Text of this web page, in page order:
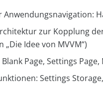
Anwendungsnavigation:
zur Kopplung
„Die Idee von MVVM“)
Blank Page, Settings
Settings